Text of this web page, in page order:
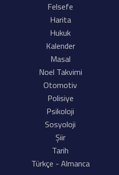
Felsefe
Harita
Hukuk
Kalender
Masal
Noel Takvimi
Otomotiv
Polisiye
Psikoloji
Sosyoloji
Şiir
Tarih
Türkçe - Almanca